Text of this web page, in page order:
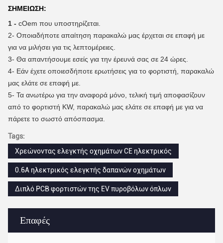
Επαφές
ΣΗΜΕΙΩΣΗ:
1 - cOem που υποστηρίζεται.
2- Οποιαδήποτε απαίτηση παρακαλώ μας έρχεται σε επαφή με
για να μιλήσει για τις λεπτομέρειες.
3- Θα απαντήσουμε εσείς για την έρευνά σας σε 24 ώρες.
4- Εάν έχετε οποιεσδήποτε ερωτήσεις για το φορτιστή, παρακαλώ
μας ελάτε σε επαφή με.
5- Τα ανωτέρω για την αναφορά μόνο, τελική τιμή αποφασίζουν
από το φορτιστή KW, παρακαλώ μας ελάτε σε επαφή με για να
πάρετε το σωστό απόσπασμα.
Tags:
Χρεώνοντας ελεγκτής οχημάτων CE ηλεκτρικός
0.6A ηλεκτρικός ελεγκτής δαπανών οχημάτων
Διπλό PCB φορτιστών της EV πυροβόλων όπλων